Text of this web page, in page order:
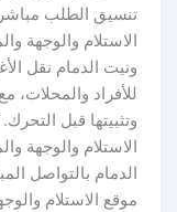
تنسيق الطلب مباشرة
الاستلام والوجهة
ونيت الدمام نقل
للأفراد والمحلات،
وتثبيتها قبل
الاستلام والوجهة
الدمام بالتواصل
موقع الاستلام